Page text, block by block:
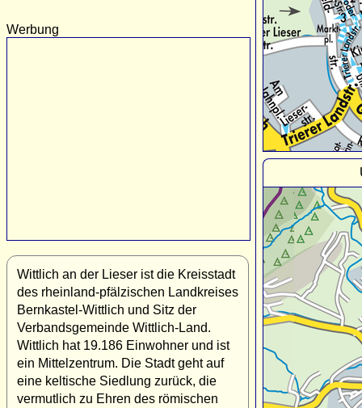
Werbung
Wittlich an der Lieser ist die Kreisstadt
des rheinland-pfälzischen Landkreises
Bernkastel-Wittlich und Sitz der
Verbandsgemeinde Wittlich-Land.
Wittlich hat 19.186 Einwohner und ist
ein Mittelzentrum. Die Stadt geht auf
eine keltische Siedlung zurück, die
vermutlich zu Ehren des römischen